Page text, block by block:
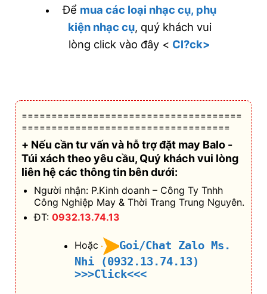
Để mua các loại nhạc cụ, phụ
kiện nhạc cụ, quý khách vui
lòng click vào đây < Cl?ck>
=====================================
===================================
+ Nếu cần tư vấn và hỗ trợđặt may Balo -
Túi xách theo yêu cầu, Quý khách vui lòng
liên hệ các thông tin bên dưới:
Người nhận: P.Kinh doanh – Công Ty Tnhh
Công Nghiệp May & Thời Trang Trung Nguyên.
ĐT: 0932.13.74.13
Hoặc
Goi/Chat Zalo Ms.
Nhi (0932.13.74.13)
>>>Click<<<